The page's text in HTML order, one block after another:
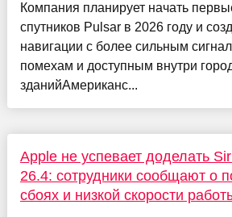
Компания планирует начать
спутников Pulsar в 2026 году и
навигации с более сильным
помехам и доступным внутри
зданийАмериканс...
Apple не успевает доделать
26.4: сотрудники сообщают о
сбоях и низкой скорости